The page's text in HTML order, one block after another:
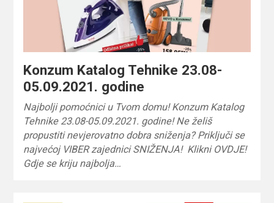
Konzum Katalog Tehnike 23.08-
05.09.2021. godine
Najbolji pomoćnici u Tvom domu! Konzum Katalog
Tehnike 23.08-05.09.2021. godine! Ne želiš
propustiti nevjerovatno dobra sniženja? Priključi se
najvećoj VIBER zajednici SNIŽENJA! Klikni OVDJE!
Gdje se kriju najbolja…